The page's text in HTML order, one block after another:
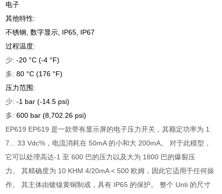
电子
其他特性:
不锈钢, 数字显示, IP65, IP67
过程温度:
少: -20 °C (-4 °F)
多: 80 °C (176 °F)
压力范围:
少: -1 bar (-14.5 psi)
多: 600 bar (8,702.26 psi)
EP619 EP619 是一款带有显示屏的电子压力开关，其额定功率为 1
7... 33 Vdc%，电流消耗在 50mA 的小和大 200mA。 对于此模型，
它可以处理高达-1 至 600 巴的压力以及大为 1800 巴的爆裂压
力。 其精确度为 10 KHM 4/20mA < 500 欧姆，因此它适用于任何操
作。 其主体由镀镍黄铜制成，具有 IP65 的保护。 整个 Unti 的尺寸